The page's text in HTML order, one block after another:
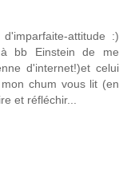
attitude :)
bb Einstein de me
d'internet!)et celui
chum vous lit (en
et réfléchir...